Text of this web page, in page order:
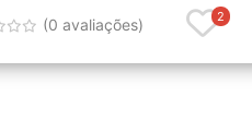
(0 avaliações) 2